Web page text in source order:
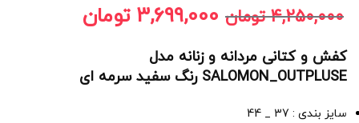
4,250,000 تومان 3,699,000 تومان
کفش و کتانی مردانه و زنانه مدل
SALOMON_OUTPLUSE رنگ سفید سرمه ای
سایز بندی : 37 _ 44